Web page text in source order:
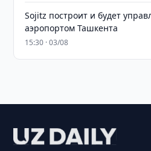
Sojitz построит и будет
аэропортом Ташкента
15:30 · 03/08